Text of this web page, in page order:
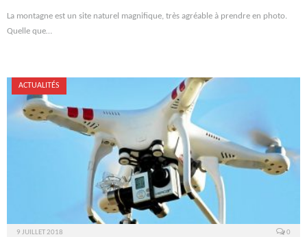
La montagne est un site naturel magnifique, très agréable à prendre en photo.
Quelle que…
ACTUALITÉS
9 JUILLET 2018 0